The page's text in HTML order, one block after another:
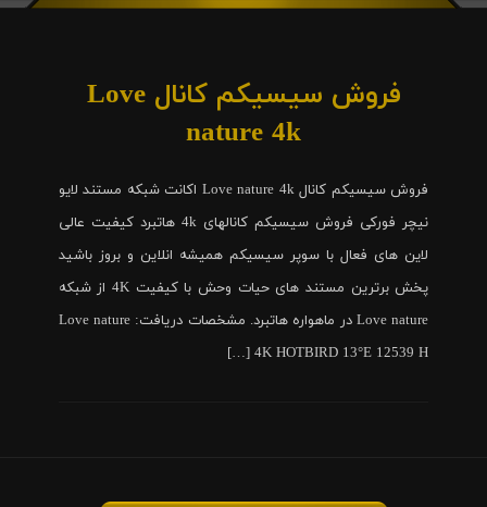
فروش سیسیکم کانال Love
nature 4k
فروش سیسیکم کانال Love nature 4k اکانت شبکه مستند لایو
نیچر فورکی فروش سیسیکم کانالهای 4k هاتبرد کیفیت عالی
لاین های فعال با سوپر سیسیکم همیشه انلاین و بروز باشید
پخش برترین مستند های حیات وحش با کیفیت 4K از شبکه
Love nature در ماهواره هاتبرد. مشخصات دریافت: Love nature
4K HOTBIRD 13°E 12539 H […]